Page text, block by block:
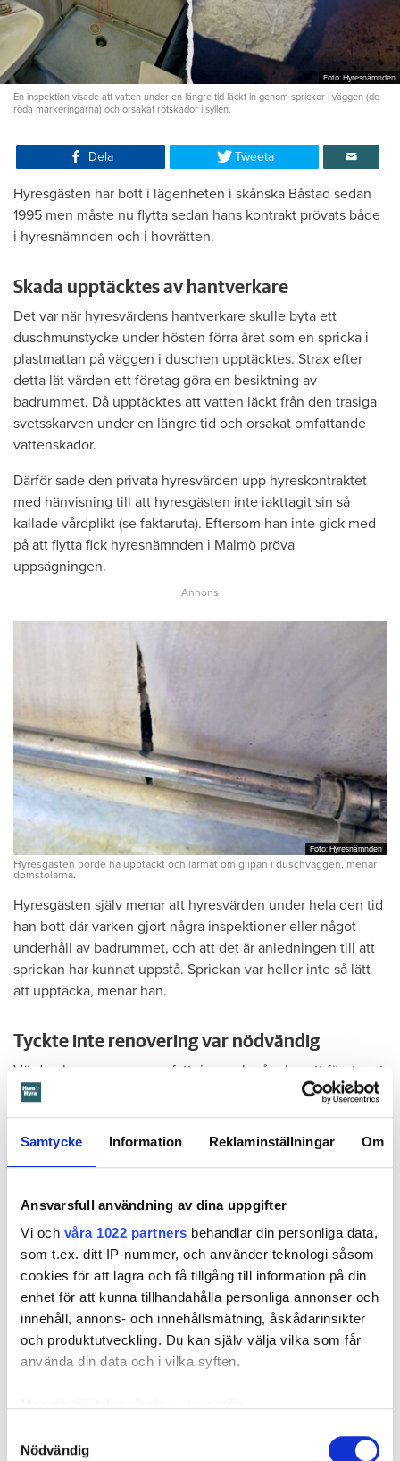
Samtycke Information Reklaminställningar Om
Ansvarsfull användning av dina uppgifter
Vi och våra 1022 partners behandlar din personliga data,
som t.ex. ditt IP-nummer, och använder teknologi såsom
cookies för att lagra och få tillgång till information på din
enhet för att kunna tillhandahålla personliga annonser och
innehåll, annons- och innehållsmätning, åskådarinsikter
och produktutveckling. Du kan själv välja vilka som får
använda din data och i vilka syften.
som kan ha en noggrannhet på upp till flera meter
Nödvändig
Foto: Hyresnämnden
En inspektion visade att vatten under en längre tid läckt in genom sprickor i väggen (de
röda markeringarna) och orsakat rötskador i syllen.
Dela Tweeta
Hyresgästen har bott i lägenheten i skånska Båstad sedan
1995 men måste nu flytta sedan hans kontrakt prövats både
i hyresnämnden och i hovrätten.
Skada upptäcktes av hantverkare
Det var när hyresvärdens hantverkare skulle byta ett
duschmunstycke under hösten förra året som en spricka i
plastmattan på väggen i duschen upptäcktes. Strax efter
detta lät värden ett företag göra en besiktning av
badrummet. Då upptäcktes att vatten läckt från den trasiga
svetsskarven under en längre tid och orsakat omfattande
vattenskador.
Därför sade den privata hyresvärden upp hyreskontraktet
med hänvisning till att hyresgästen inte iakttagit sin så
kallade vårdplikt (se faktaruta). Eftersom han inte gick med
på att flytta fick hyresnämnden i Malmö pröva
uppsägningen.
Foto: Hyresnämnden
Foto: Hyresnämnden
Hyresgästen borde ha upptäckt och larmat om glipan i duschväggen, menar
domstolarna.
Hyresgästen själv menar att hyresvärden under hela den tid
han bott där varken gjort några inspektioner eller något
underhåll av badrummet, och att det är anledningen till att
sprickan har kunnat uppstå. Sprickan var heller inte så lätt
att upptäcka, menar han.
Tyckte inte renovering var nödvändig
Värden har en annan uppfattning, och påpekar att företaget
redan 2024 vände sig till hyresgästen med ett erbjudande
om att renovera hela lägenheten. Men då svarade
hyresgästen att både kök och badrum var i funktionellt
skadorna inte blivit lika omfattande och dyra att åtgärda,
Hyresnämndengick på värdens linje och beslutade att
kontraktet skulle upphöra från sista januari 2026.
Hyresgästen borde med tanke på att sprickan var så stor
som den var och satt där den satt ha insett att den kunde
medföra större problem, menar hyresnämnden.
med ett beslut. Den enda ändringen är att hyresgästen får